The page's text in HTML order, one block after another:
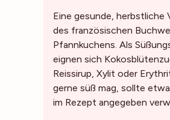
Eine gesunde, herbstliche
des französischen
Pfannkuchens. Als
eignen sich
Reissirup, Xylit oder
gerne süß mag, sollte
im Rezept angegeben